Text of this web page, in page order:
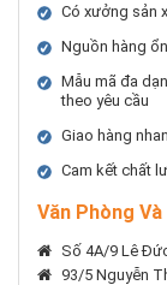
Có xưởng sản
Nguồn hàng
Mẫu mã đa
theo yêu cầu
Giao hàng
Cam kết chất
Văn Phòng
Số 4A/9 Lê
93/5 Nguyễn